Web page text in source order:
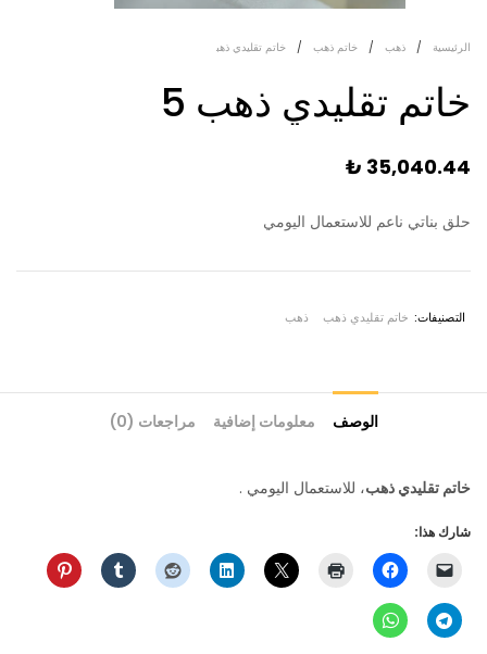
الرئيسية / ذهب / خاتم ذهب / خاتم تقليدي ذهب
خاتم تقليدي ذهب 5
₺ 35,040.44
حلق بناتي ناعم للاستعمال اليومي
التصنيفات: خاتم تقليدي ذهب ذهب
الوصف معلومات إضافية مراجعات (0)
خاتم تقليدي ذهب، للاستعمال اليومي .
شارك هذا: